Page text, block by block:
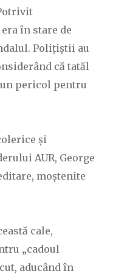
229 LIKES
în stare de
Polițiștii au
că tatăl
pericol pentru
și
AUR, George
moștenite
cale,
„cadoul
aducând în